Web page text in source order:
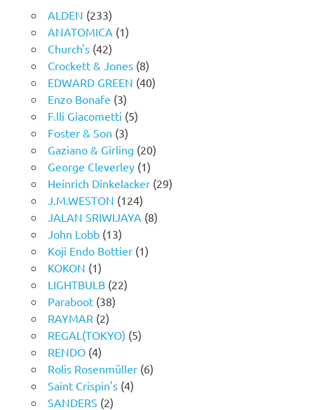
ALDEN (233)
ANATOMICA (1)
Church's(42)
Crockett & Jones(8)
EDWARD GREEN (40)
Enzo Bonafe (3)
F.lli Giacometti (5)
Foster & Son (3)
Gaziano & Girling (20)
George Cleverley(1)
Heinrich Dinkelacker(29)
J.M.WESTON (124)
JALAN SRIWIJAYA (8)
John Lobb(13)
Koji Endo Bottier(1)
KOKON (1)
LIGHTBULB(22)
Paraboot(38)
RAYMAR (2)
REGAL(TOKYO) (5)
RENDO(4)
Rolis Rosenmüller(6)
Saint Crispin's(4)
SANDERS (2)